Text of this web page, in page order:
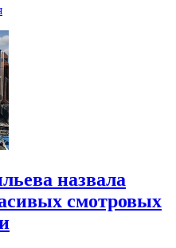
назвала
смотровых